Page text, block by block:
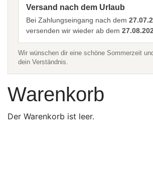
Versand nach dem Urlaub
Bei Zahlungseingang nach dem
versenden wir wieder ab dem
Wir wünschen dir eine schöne Sommerzeit
dein Verständnis.
Warenkorb
Der Warenkorb ist leer.